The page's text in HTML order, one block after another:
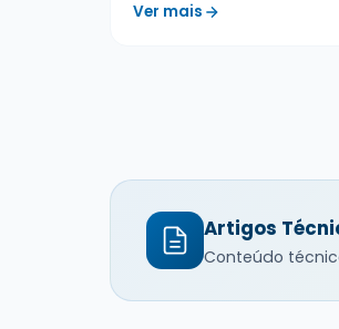
Ver mais
Artigos
Conteúdo